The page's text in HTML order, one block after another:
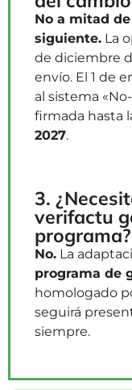
No a mitad
siguiente. La
de diciembre
envío. El 1 de
al sistema
firmada hasta
2027.
3.
verifactu
programa?
No. La
programa de
homologado
seguirá
siempre.